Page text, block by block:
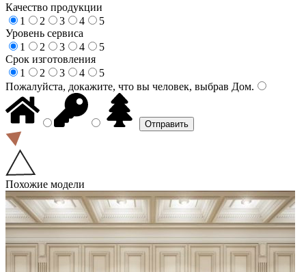
Качество продукции
1
2 3 4
5
Уровень сервиса
1
2 3 4
5
Срок изготовления
1
2 3 4
5
Пожалуйста, докажите, что вы человек, выбрав Дом.
Похожие модели